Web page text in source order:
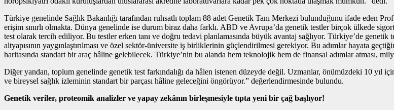
Türkiye genelinde Sağlık Bakanlığı tarafından ruhsatlı toplam 88 adet Genetik Tanı Merkezi bulunduğunu ifade eden
erişim sınırlı olmakta. Dünya genelinde ise durum biraz daha farklı. ABD ve Avrupa’da genetik testler birçok ülkede
test olarak tercih ediliyor. Bu testler erken tanı ve doğru tedavi planlamasında büyük avantaj sağlıyor. Türkiye’de
altyapısının yaygınlaştırılması ve özel sektör‑üniversite iş birliklerinin güçlendirilmesi gerekiyor. Bu adımlar hayata
haritasında standart bir araç hâline gelebilecek. Türkiye’nin bu alanda hem teknolojik hem de finansal adımlar atması,
Diğer yandan, toplum genelinde genetik test farkındalığı da hâlen istenen düzeyde değil. Uzmanlar, önümüzdeki 10 yıl
ve bireysel sağlık izleminin standart bir parçası hâline geleceğini öngörüyor.” değerlendirmesinde bulundu.
Genetik veriler, proteomik analizler ve yapay zekânın birleşmesiyle tıpta yeni bir çağ başlıyor!